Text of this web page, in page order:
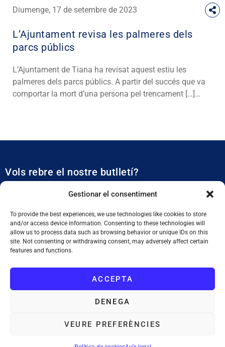
Gestionar el consentiment
To provide the best experiences, we use technologies like cookies to store
and/or access device information. Consenting to these technologies will
allow us to process data such as browsing behavior or unique IDs on this
site. Not consenting or withdrawing consent, may adversely affect certain
features and functions.
ACCEPTA
DENEGA
VEURE PREFERÈNCIES
Diumenge, 17 de setembre de 2023
L’Ajuntament revisa les palmeres dels
parcs públics
L’Ajuntament de Tiana ha revisat aquest estiu les
palmeres dels parcs públics. A partir del succés que va
comportar la mort d’una persona pel trencament […]…
Vols rebre el nostre butlletí?
He llegit i accepto laPolítica de Privacitat
Ajuntament de Tiana: Plaça de la Vila, 1. 08391 Tiana. Tel. 933 955